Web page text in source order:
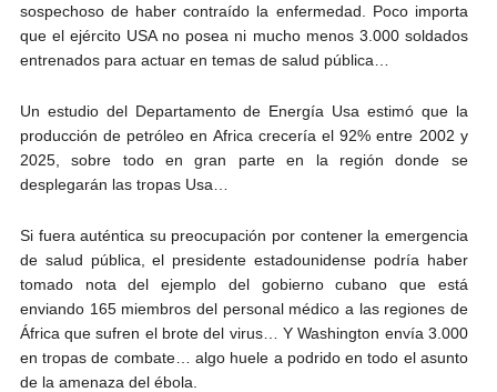
sospechoso de haber contraído la enfermedad. Poco importa
que el ejército USA no posea ni mucho menos 3.000 soldados
entrenados para actuar en temas de salud pública…
Un estudio del Departamento de Energía Usa estimó que la
producción de petróleo en Africa crecería el 92% entre 2002 y
2025, sobre todo en gran parte en la región donde se
desplegarán las tropas Usa…
Si fuera auténtica su preocupación por contener la emergencia
de salud pública, el presidente estadounidense podría haber
tomado nota del ejemplo del gobierno cubano que está
enviando 165 miembros del personal médico a las regiones de
África que sufren el brote del virus… Y Washington envía 3.000
en tropas de combate… algo huele a podrido en todo el asunto
de la amenaza del ébola.